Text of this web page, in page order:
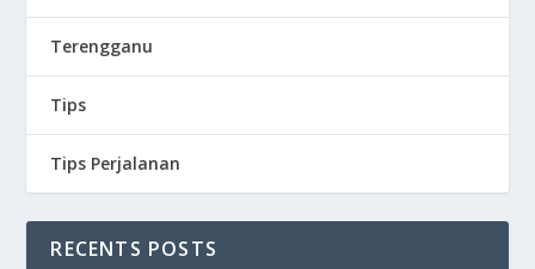
Terengganu
Tips
Tips Perjalanan
RECENTS POSTS